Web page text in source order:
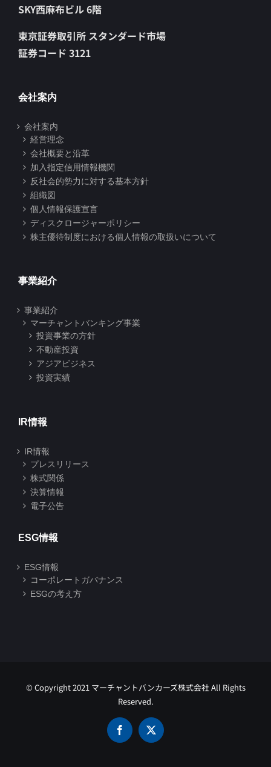
SKY西麻布ビル 6階
東京証券取引所 スタンダード市場
証券コード 3121
会社案内
会社案内
経営理念
会社概要と沿革
加入指定信用情報機関
反社会的勢力に対する基本方針
組織図
個人情報保護宣言
ディスクロージャーポリシー
株主優待制度における個人情報の取扱いについて
事業紹介
事業紹介
マーチャントバンキング事業
投資事業の方針
不動産投資
アジアビジネス
投資実績
IR情報
IR情報
プレスリリース
株式関係
決算情報
電子公告
ESG情報
ESG情報
コーポレートガバナンス
ESGの考え方
© Copyright 2021 マーチャントバンカーズ株式会社 All Rights
Reserved.
Facebook
X